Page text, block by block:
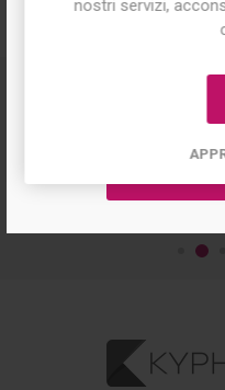
offerte e
nostri servizi,